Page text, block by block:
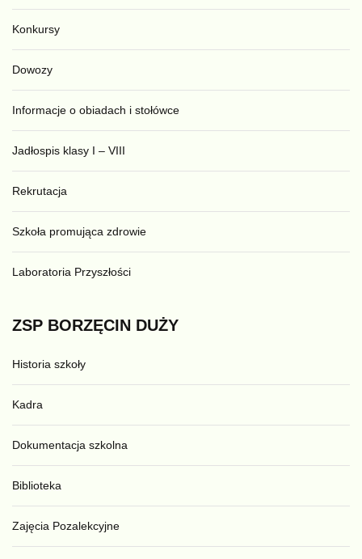
Konkursy
Dowozy
Informacje o obiadach i stołówce
Jadłospis klasy I – VIII
Rekrutacja
Szkoła promująca zdrowie
Laboratoria Przyszłości
ZSP BORZĘCIN DUŻY
Historia szkoły
Kadra
Dokumentacja szkolna
Biblioteka
Zajęcia Pozalekcyjne